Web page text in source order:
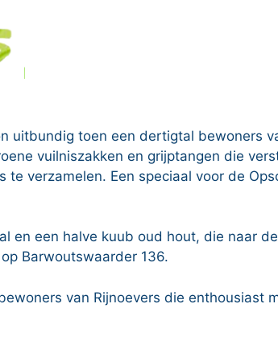
uitbundig toen een dertigtal bewoners
vuilniszakken en grijptangen die
verzamelen. Een speciaal voor de
en een halve kuub oud hout, die naar
Barwoutswaarder 136.
van Rijnoevers die enthousiast